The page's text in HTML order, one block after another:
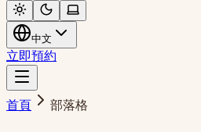
中文
立即預約
首頁 部落格